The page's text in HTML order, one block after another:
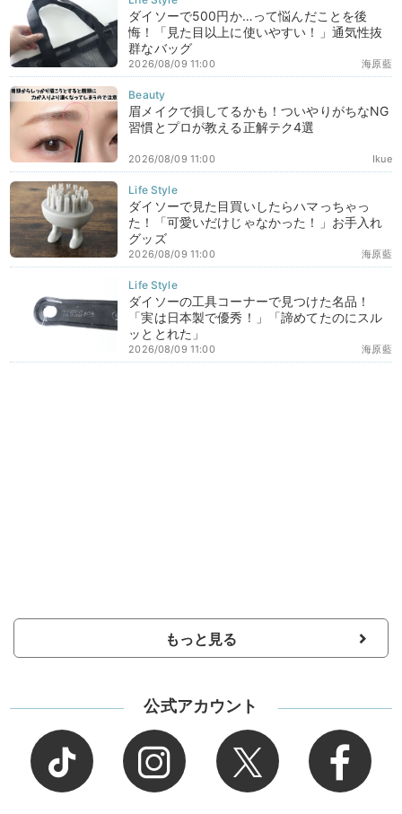
ダイソーで500円か…って悩んだことを後
悔！「見た目以上に使いやすい！」通気性抜
群なバッグ
海原藍
2026/08/09 11:00
眉メイクで損してるかも！ついやりがちなNG
習慣とプロが教える正解テク4選
Ikue
2026/08/09 11:00
ダイソーで見た目買いしたらハマっちゃっ
た！「可愛いだけじゃなかった！」お手入れ
グッズ
海原藍
2026/08/09 11:00
ダイソーの工具コーナーで見つけた名品！
「実は日本製で優秀！」「諦めてたのにスル
ッととれた」
海原藍
2026/08/09 11:00
もっと見る
公式アカウント